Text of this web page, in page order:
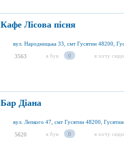
Кафе Лісова пісня
3563 я був 0 я хочу сюди
Бар Діана
5620 я був 0 я хочу сюди